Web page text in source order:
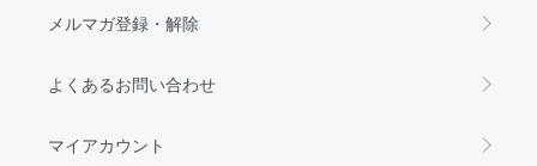
メルマガ登録・解除
よくあるお問い合わせ
マイアカウント